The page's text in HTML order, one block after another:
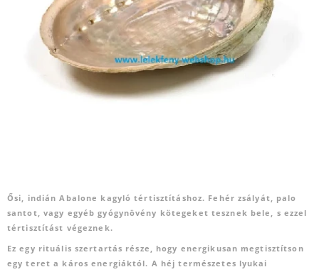
Ősi, indián Abalone kagyló tértisztításhoz. Fehér zsályát, palo
santot, vagy egyéb gyógynövény kötegeket tesznek bele, s ezzel
tértisztítást végeznek.
Ez egy rituális szertartás része, hogy energikusan megtisztítson
egy teret a káros energiáktól. A héj természetes lyukai